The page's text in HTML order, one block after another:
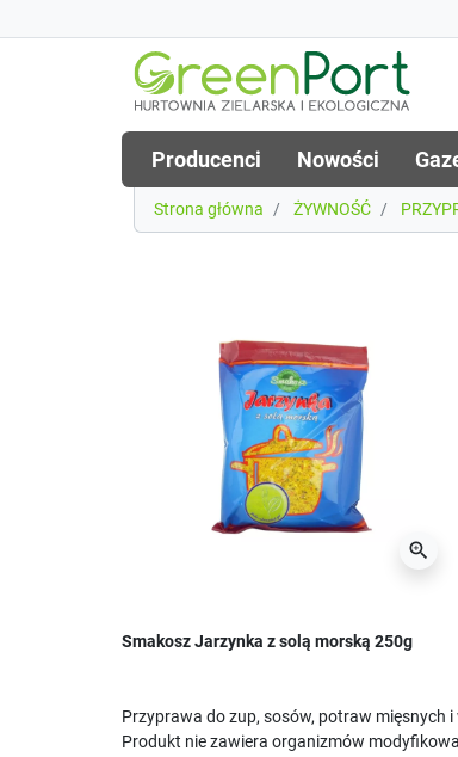
Producenci Nowości
Strona główna ŻYWNOŚĆ
zoom_in
Smakosz Jarzynka z solą morską 250g
Przyprawa do zup, sosów, potraw mięsnych
Produkt nie zawiera organizmów